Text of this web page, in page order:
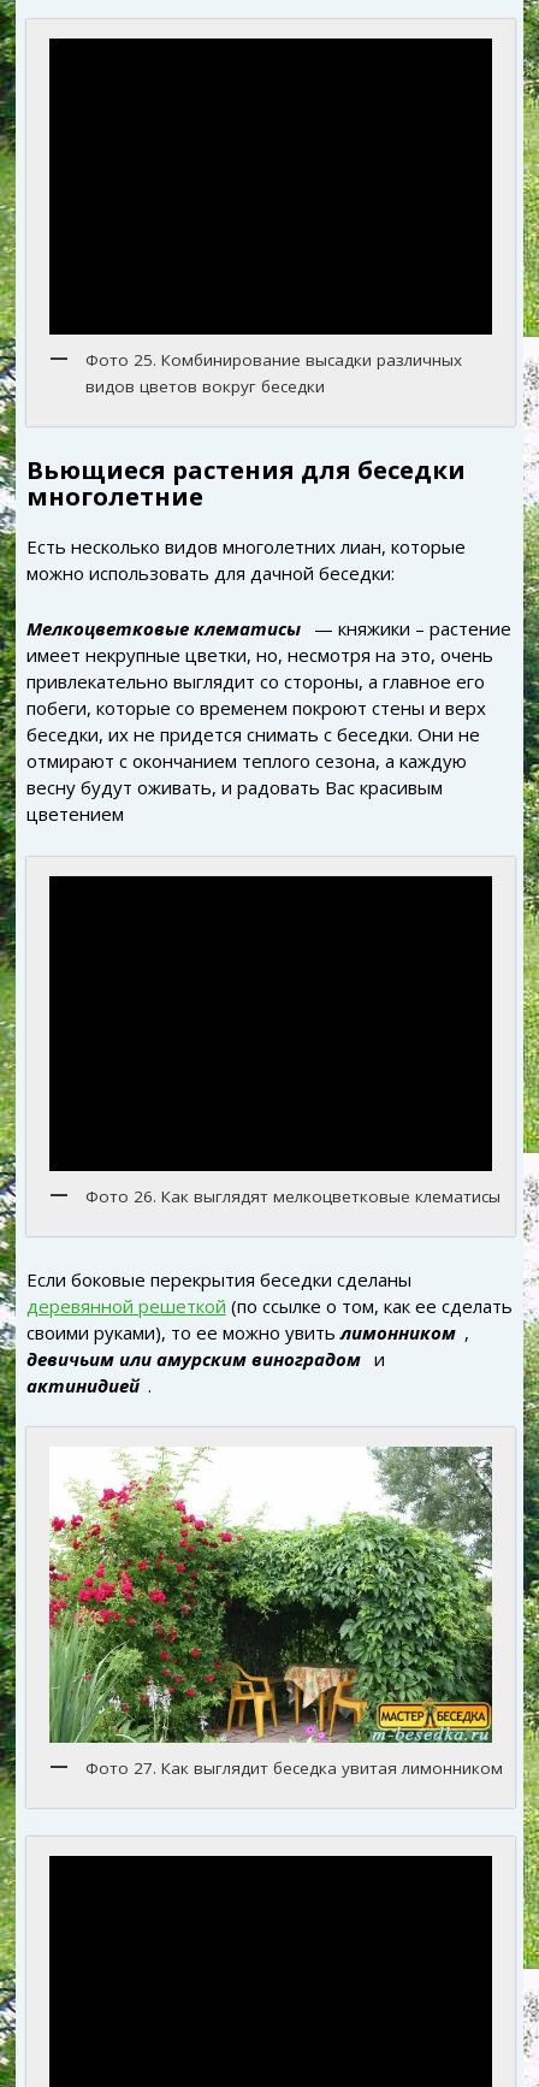
Фото 25. Комбинирование высадки различных
видов цветов вокруг беседки
Вьющиеся растения для беседки
многолетние
Есть несколько видов многолетних лиан, которые
можно использовать для дачной беседки:
Мелкоцветковые клематисы
— княжики – растение
имеет некрупные цветки, но, несмотря на это, очень
привлекательно выглядит со стороны, а главное его
побеги, которые со временем покроют стены и верх
беседки, их не придется снимать с беседки. Они не
отмирают с окончанием теплого сезона, а каждую
весну будут оживать, и радовать Вас красивым
цветением
Фото 26. Как выглядят мелкоцветковые клематисы
Если боковые перекрытия беседки сделаны
деревянной решеткой (по ссылке о том, как ее сделать
своими руками), то ее можно увитьлимонником ,
девичьим или амурским виноградом и
актинидией .
Фото 27. Как выглядит беседка увитая лимонником